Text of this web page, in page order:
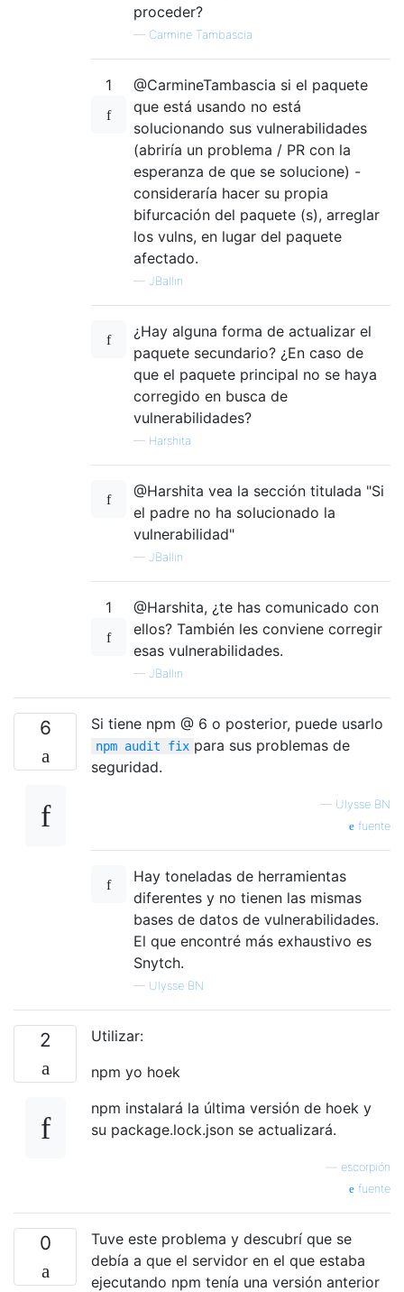
proceder?
— Carmine Tambascia
1
@CarmineTambascia si el paquete
que está usando no está
solucionando sus vulnerabilidades
(abriría un problema / PR con la
esperanza de que se solucione) -
consideraría hacer su propia
bifurcación del paquete (s), arreglar
los vulns, en lugar del paquete
afectado.
— JBallin
¿Hay alguna forma de actualizar el
paquete secundario? ¿En caso de
que el paquete principal no se haya
corregido en busca de
vulnerabilidades?
— Harshita
@Harshita vea la sección titulada "Si
el padre no ha solucionado la
vulnerabilidad"
— JBallin
1
@Harshita, ¿te has comunicado con
ellos? También les conviene corregir
esas vulnerabilidades.
— JBallin
6 Si tiene npm @ 6 o posterior, puede usarlo
npm audit fix para sus problemas de
seguridad.
— Ulysse BN
fuente
Hay toneladas de herramientas
diferentes y no tienen las mismas
bases de datos de vulnerabilidades.
El que encontré más exhaustivo es
Snytch.
— Ulysse BN
2
Utilizar:
npm yo hoek
npm instalará la última versión de hoek y
su package.lock.json se actualizará.
escorpión
fuente
0
Tuve este problema y descubrí que se
debía a que el servidor en el que estaba
ejecutando npm tenía una versión anterior